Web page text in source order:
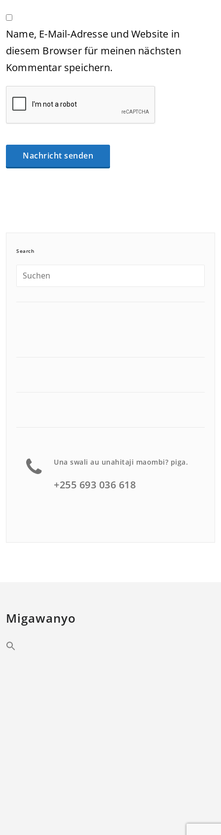
Name, E-Mail-Adresse und Website in
diesem Browser für meinen nächsten
Kommentar speichern.
Search
Una swali au unahitaji maombi? piga.
+255 693 036 618
Migawanyo